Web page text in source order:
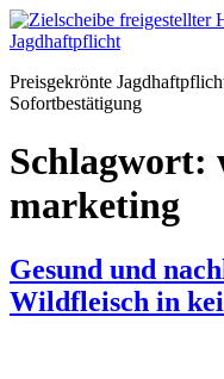
Zum
Inhalt
Preisgekrönte
Sofortbestätigung
Schlagwort:
marketing
Gesund und
Wildfleisch in